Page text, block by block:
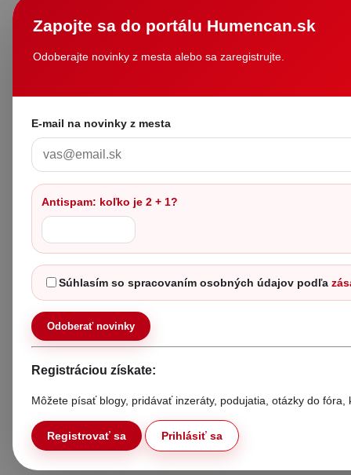
Zapojte sa do portálu Humencan.sk
Odoberajte novinky z mesta alebo sa zaregistrujte.
E-mail na novinky z mesta
Antispam: koľko je 2 + 1?
Súhlasím so spracovaním osobných údajov podľa
Odoberať novinky
Registráciou získate:
Môžete písať blogy, pridávať inzeráty, podujatia, otázky do
Registrovať sa Prihlásiť sa